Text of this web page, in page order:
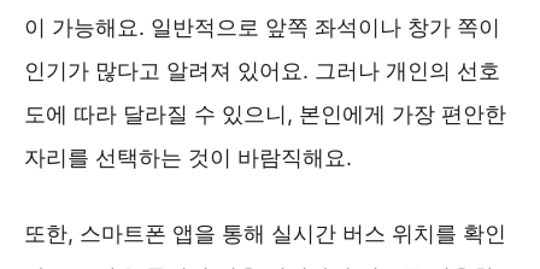
이 가능해요. 일반적으로 앞쪽 좌석이나 창가 쪽이
인기가 많다고 알려져 있어요. 그러나 개인의 선호
도에 따라 달라질 수 있으니, 본인에게 가장 편안한
자리를 선택하는 것이 바람직해요.
또한, 스마트폰 앱을 통해 실시간 버스 위치를 확인